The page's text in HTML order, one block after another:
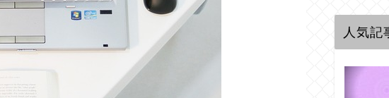
人気記